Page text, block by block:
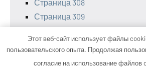
Страница 308
Страница 309
Этот веб-сайт использует файлы
пользовательского опыта. Продолжая
согласие на использование файлов